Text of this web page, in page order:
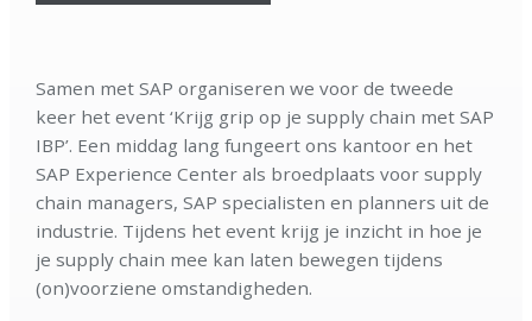
Samen met SAP organiseren we voor de tweede
keer het event ‘Krijg grip op je supply chain met SAP
IBP’. Een middag lang fungeert ons kantoor en het
SAP Experience Center als broedplaats voor supply
chain managers, SAP specialisten en planners uit de
industrie. Tijdens het event krijg je inzicht in hoe je
je supply chain mee kan laten bewegen tijdens
(on)voorziene omstandigheden.